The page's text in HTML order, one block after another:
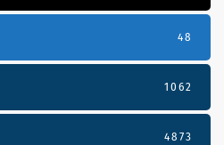
48
1062
4873